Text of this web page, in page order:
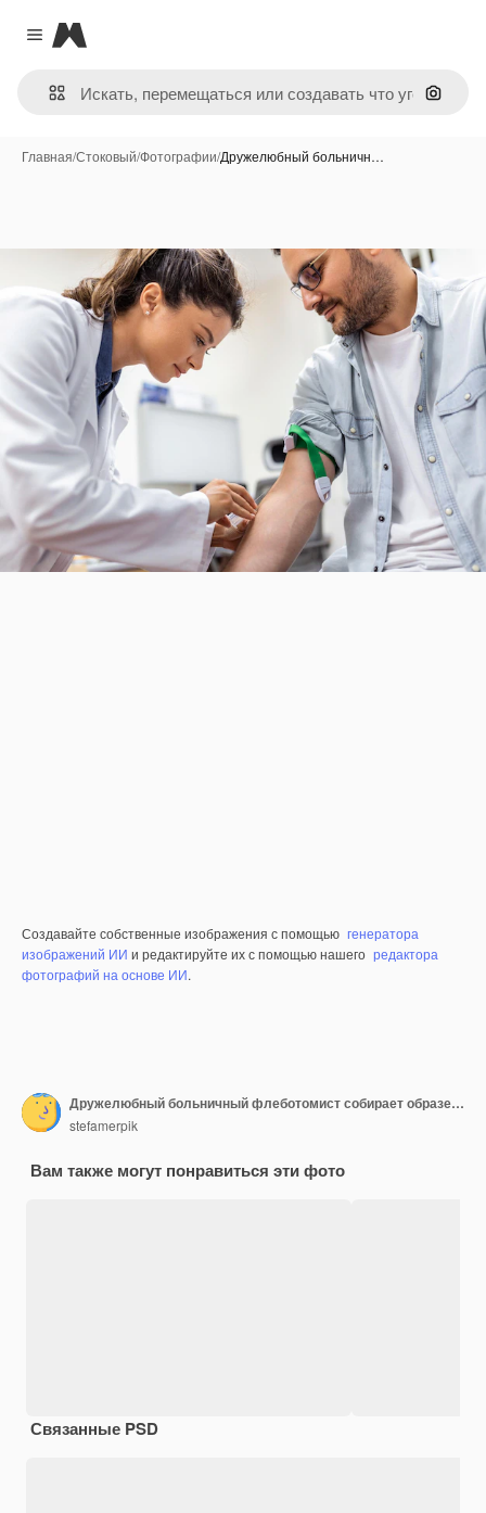
Close menu
Magnific
Поиск
Главная/Стоковый/Фотографии/Дружелюбный больничн…
Создавайте собственные изображения с помощью генератора
изображений ИИ и редактируйте их с помощью нашего редактора
фотографий на основе ИИ.
Дружелюбный больничный флеботомист собирает образец крови у пациента в лаборатории Подготовка к анализу крови женщиной-врачом в медицинской форме на столе в белой яркой комнате
stefamerpik
Вам также могут понравиться эти фото
Связанные PSD